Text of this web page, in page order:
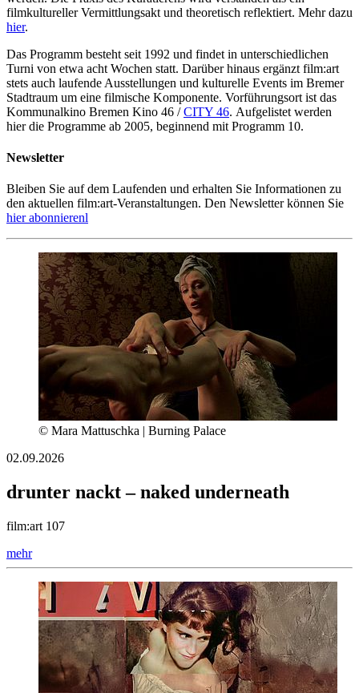
filmkultureller Vermittlungsakt und theoretisch reflektiert. Mehr dazu
hier.
Das Programm besteht seit 1992 und findet in unterschiedlichen
Turni von etwa acht Wochen statt. Darüber hinaus ergänzt film:art
stets auch laufende Ausstellungen und kulturelle Events im Bremer
Stadtraum um eine filmische Komponente. Vorführungsort ist das
Kommunalkino Bremen Kino 46 /CITY 46. Aufgelistet werden
hier die Programme ab 2005, beginnend mit Programm 10.
Newsletter
Bleiben Sie auf dem Laufenden und erhalten Sie Informationen zu
den aktuellen film:art-Veranstaltungen. Den Newsletter können Sie
hier abonnierenl
© Mara Mattuschka | Burning Palace
02.09.2026
drunter nackt – naked underneath
film:art 107
mehr